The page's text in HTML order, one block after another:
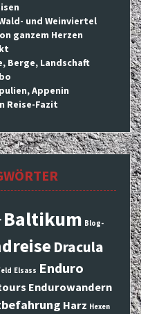
und Weinviertel
ganzem Herzen
Berge, Landschaft
Appenin
Reise-Fazit
Baltikum Blog-
Dracula
Elsass Enduro
Endurowandern
Harz Hexen